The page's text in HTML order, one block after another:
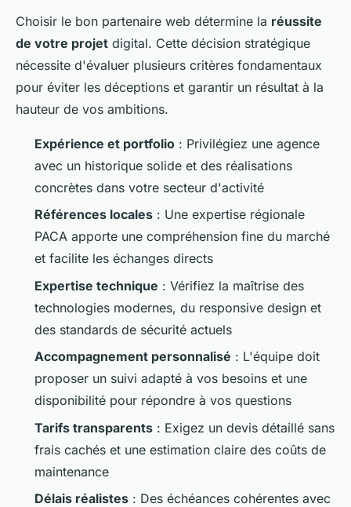
Choisir le bon partenaire web détermine la réussite
de votre projet digital. Cette décision stratégique
nécessite d'évaluer plusieurs critères fondamentaux
pour éviter les déceptions et garantir un résultat à la
hauteur de vos ambitions.
Expérience et portfolio : Privilégiez une agence
avec un historique solide et des réalisations
concrètes dans votre secteur d'activité
Références locales : Une expertise régionale
PACA apporte une compréhension fine du marché
et facilite les échanges directs
Expertise technique : Vérifiez la maîtrise des
technologies modernes, du responsive design et
des standards de sécurité actuels
Accompagnement personnalisé : L'équipe doit
proposer un suivi adapté à vos besoins et une
disponibilité pour répondre à vos questions
Tarifs transparents : Exigez un devis détaillé sans
frais cachés et une estimation claire des coûts de
maintenance
Délais réalistes : Des échéances cohérentes avec